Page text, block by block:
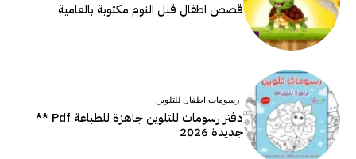
قصص اطفال قبل النوم مكتوبة بالعامية
رسومات اطفال للتلوين
دفتر رسومات للتلوين جاهزة للطباعة Pdf **
جديدة 2026